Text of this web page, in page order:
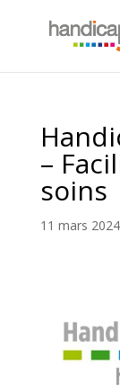
–
soins
11 mars 2024